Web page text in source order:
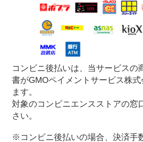
コンビニ後払いは、当サービスの
書がGMOペイメントサービス株
ます。
対象のコンビニエンスストアの窓
さい。
※コンビニ後払いの場合、決済手